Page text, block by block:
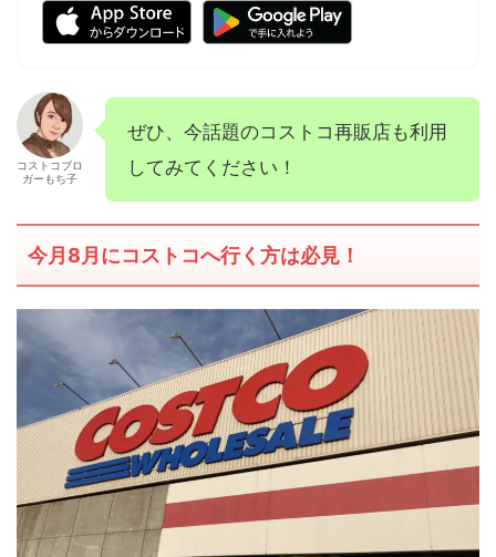
コストコブロ
ガーもち子
ぜひ、今話題のコストコ再販店も利用
してみてください！
今月8月にコストコへ行く方は必見！